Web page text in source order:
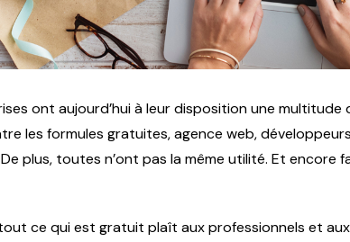
ont aujourd’hui à leur disposition une multitude
les formules gratuites, agence web,
plus, toutes n’ont pas la même utilité. Et encore
ce qui est gratuit plaît aux professionnels et